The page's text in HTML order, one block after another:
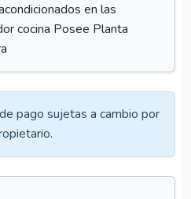
en las
cocina Posee Planta
pago sujetas a cambio por